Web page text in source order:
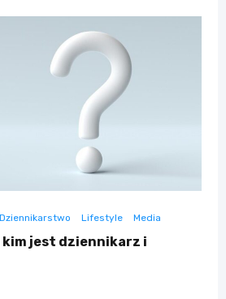
Dziennikarstwo Lifestyle Media
kim jest dziennikarz i